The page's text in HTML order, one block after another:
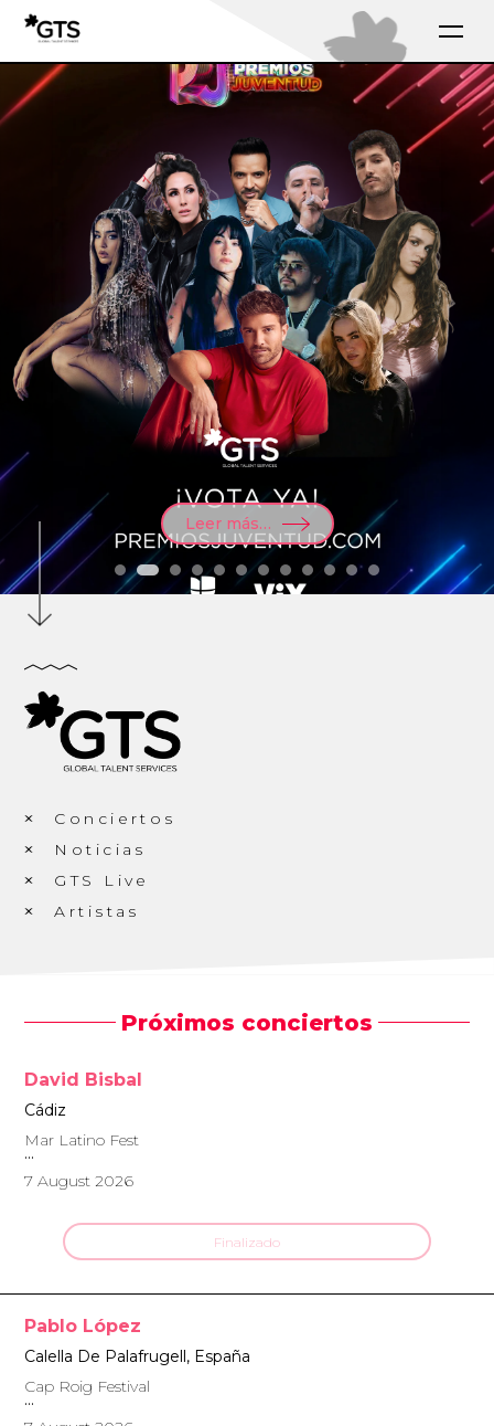
Leer más…
Conciertos
Noticias
GTS Live
Artistas
Próximos conciertos
David Bisbal
Cádiz
Mar Latino Fest
7 August 2026
Finalizado
Pablo López
Calella De Palafrugell, España
Cap Roig Festival